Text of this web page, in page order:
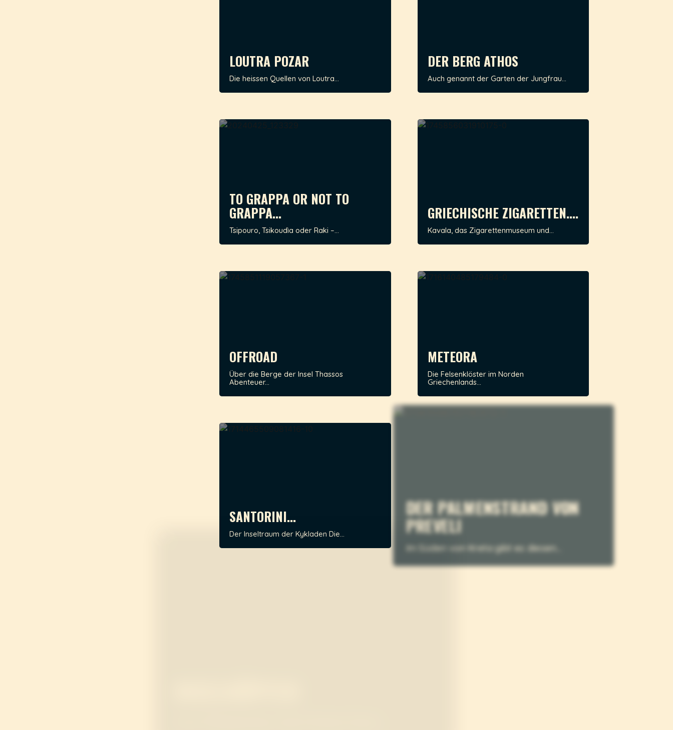
LOUTRA POZAR
Die heissen Quellen von Loutra...
DER BERG ATHOS
Auch genannt der Garten der Jungfrau...
TO GRAPPA OR NOT TO
GRAPPA...
Tsipouro, Tsikoudìa oder Raki –...
GRIECHISCHE ZIGARETTEN....
Kavala, das Zigarettenmuseum und...
OFFROAD
Über die Berge der Insel Thassos
Abenteuer...
METEORA
Die Felsenklöster im Norden
Griechenlands...
SANTORINI...
Der Inseltraum der Kykladen Die...
DER PALMENSTRAND VON
PREVELI
Im Süden von Kreta gibt es diesen...